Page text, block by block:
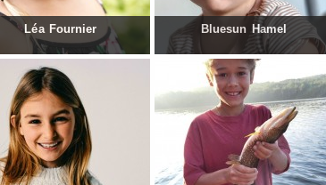
Léa Fournier Bluesun Hamel